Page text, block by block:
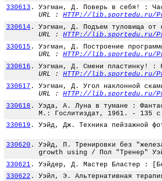
330613 .
Уэгман, Д. Поверь в себя! :
URL : HTTP://lib.sportedu.ru/
330614 .
Уэгман, Д. Подъем туловища
URL : HTTP://lib.sportedu.ru/
330615 .
Уэгман, Д. Построение
URL : HTTP://lib.sportedu.ru/
330616 .
Уэгман, Д. Смени пластинку!
URL : HTTP://lib.sportedu.ru/
330617 .
Уэгман, Д. Угол наклонной
URL : HTTP://lib.sportedu.ru/
330618 .
Уэда, А. Луна в тумане :
М.: Гослитиздат, 1961. - 135
330619 . Уэйд, Дж. Техника пейзажной
330620 .
Уэйд, П. Тренировки без
growth using / Пол "Тренер"
330621 . Уэйдер, Д. Мастер Бластер :
330622 . Уэйл, Э. Альтернативная